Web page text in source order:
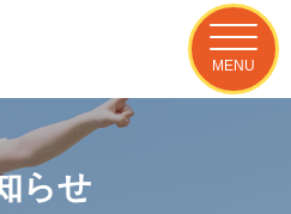
MENU
らせ